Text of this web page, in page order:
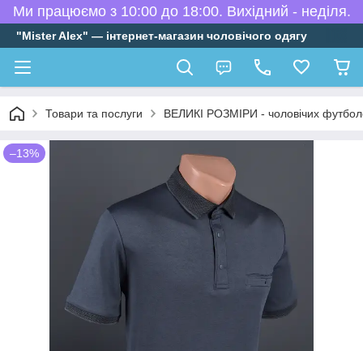
Ми працюємо з 10:00 до 18:00. Вихідний - неділя.
"Mister Alex" — інтернет-магазин чоловічого одягу
Товари та послуги ВЕЛИКІ РОЗМІРИ - чоловічих
–13%